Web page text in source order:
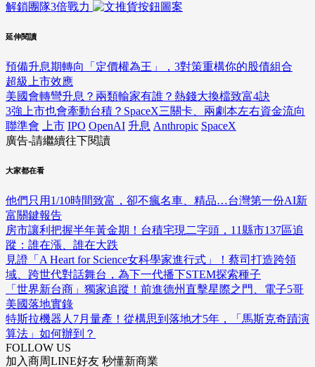
解鎖團隊3倍戰力
延伸閱讀
預備升息期轉向「定價權為王」，3對策重構你的股債組合
超級上市效應
美國會轉彎升息？兩類輸家有誰？熱錢大換檔致富4訣
3強上市也會牽動台積？SpaceX三關卡、兩劇本左右資金流向
聯準會
上市 IPO OpenAI 升息 Anthropic SpaceX
廣告-請繼續往下閱讀
大家都在看
他們只用1/10時間致富，卻不瘋名車、精品…台灣第一份AI新
富關鍵報告
房市讓利把握半年黃金期！台積宅現二字頭，11縣市137區追
蹤：誰在漲、誰在大跌
見證「A Heart for Science女科學家進行式」！蔡司打造跨領
域、跨世代對話舞台，為下一代播下STEM探索種子
「世界新台商」獨家追蹤！前進德州直擊星際之門、電子5哥
美國落地實錄
特斯拉機器人7月量產！從構思到落地才5年，「馬斯克奇蹟演
算法」如何辦到？
FOLLOW US
加入商周LINE好友 秒懂新商業